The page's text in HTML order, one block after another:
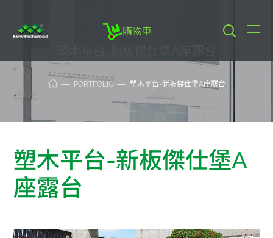
購物車
PORTFOLIO 塑木平台-新板傑仕堡A座露台
塑木平台-新板傑仕堡A
座露台